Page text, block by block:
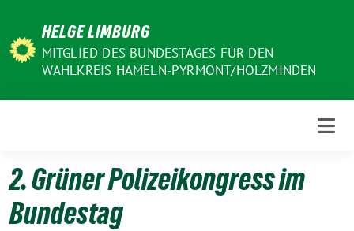
Inhalt
HELGE LIMBURG
MITGLIED DES BUNDESTAGES FÜR DEN
WAHLKREIS HAMELN-PYRMONT/HOLZMINDEN
2. Grüner Polizeikongress im
Bundestag